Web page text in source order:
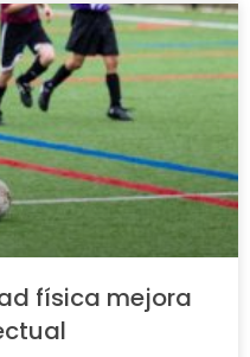
física mejora